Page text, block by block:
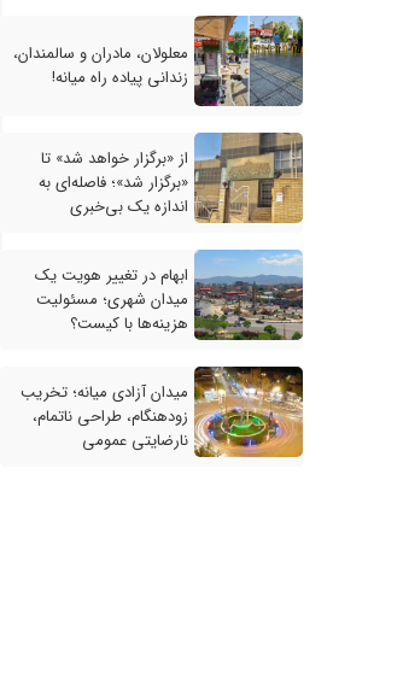
معلولان، مادران و سالمندان،
زندانی پیاده راه میانه!
از «برگزار خواهد شد» تا
«برگزار شد»؛ فاصله‌ای به
اندازه یک بی‌خبری
ابهام در تغییر هویت یک
میدان شهری؛ مسئولیت
هزینه‌ها با کیست؟
میدان آزادی میانه؛ تخریب
زودهنگام، طراحی ناتمام،
نارضایتی عمومی